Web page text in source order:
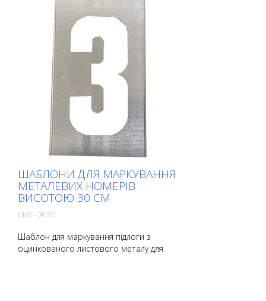
ШАБЛОНИ ДЛЯ МАРКУВАННЯ
МЕТАЛЕВИХ НОМЕРІВ
ВИСОТОЮ 30 СМ
CMC-DN30
Шаблон для маркування підлоги з
оцинкованого листового металу для